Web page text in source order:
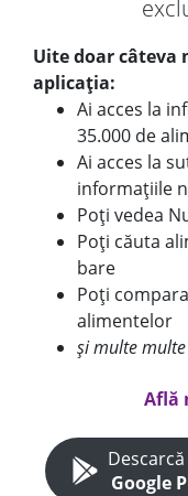
Uite doar câteva
aplicația:
Ai acces la
35.000 de
Ai acces la
informațiile
Poți vedea
Poți căuta
bare
Poți
alimentelor
și multe
Află
Google